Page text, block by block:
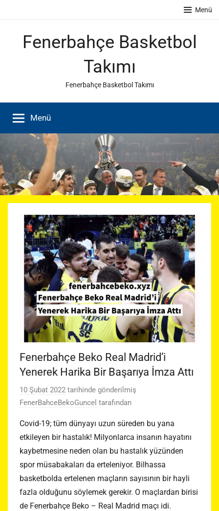
Menü
Fenerbahçe Basketbol
Takımı
Fenerbahçe Basketbol Takımı
Menü
Fenerbahçe Beko Real Madrid’i
Yenerek Harika Bir Başarıya İmza Attı
10 Şubat 2022 tarihinde gönderilmiş
FenerBahceBekoGuncel tarafından
Covid-19; tüm dünyayı uzun süreden bu yana
etkileyen bir hastalık! Milyonlarca insanın hayatını
kaybetmesine neden olan bu hastalık yüzünden
spor müsabakaları da erteleniyor. Bilhassa
basketbolda ertelenen maçların sayısının bir hayli
fazla olduğunu söylemek gerekir. O maçlardan birisi
de Fenerbahçe Beko – Real Madrid maçı idi.